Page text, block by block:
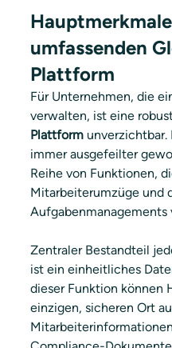
umfassenden
Plattform
Für Unternehmen, die
verwalten, ist eine
Plattform unverzichtbar.
immer ausgefeilter
Reihe von Funktionen,
Mitarbeiterumzüge und
Aufgabenmanagements
Zentraler Bestandteil
ist ein einheitliches
dieser Funktion können
einzigen, sicheren Ort